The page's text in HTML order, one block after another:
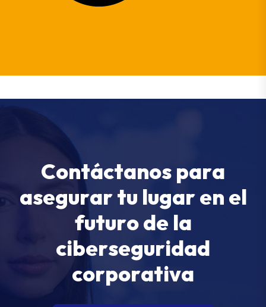
Contáctanos para
asegurartu lugaren el
futurode la
ciberseguridad
corporativa